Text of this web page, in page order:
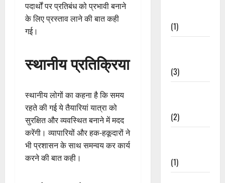
पदार्थों पर प्रतिबंध को प्रभावी बनाने
के लिए प्रस्ताव लाने की बात कही
गई।
स्थानीय प्रतिक्रिया
स्थानीय लोगों का कहना है कि समय
रहते की गई ये तैयारियां यात्रा को
सुरक्षित और व्यवस्थित बनाने में मदद
करेंगी। व्यापारियों और हक-हकूदारों ने
भी प्रशासन के साथ समन्वय कर कार्य
करने की बात कही।
(1)
(3)
(2)
(1)